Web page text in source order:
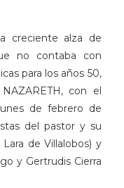
creciente alza de
no contaba con
para los años 50,
con el
de febrero de
del pastor y su
de Villalobos) y
y Gertrudis Cierra